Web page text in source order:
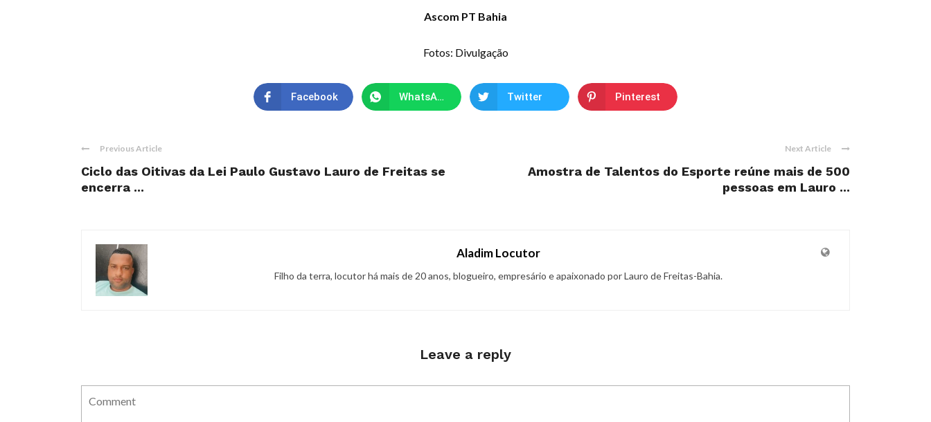
Ascom PT Bahia
Fotos: Divulgação
Facebook WhatsApp Twitter Pinterest
Previous Article
Ciclo das Oitivas da Lei Paulo Gustavo Lauro de Freitas se
encerra ...
Next Article
Amostra de Talentos do Esporte reúne mais de 500
pessoas em Lauro ...
Aladim Locutor
Filho da terra, locutor há mais de 20 anos, blogueiro, empresário e apaixonado por Lauro de Freitas-Bahia.
Leave a reply